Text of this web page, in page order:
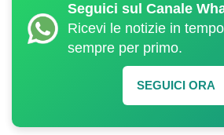
Seguici sul Canale
Ricevi le notizie in
sempre per primo.
SEGUICI ORA